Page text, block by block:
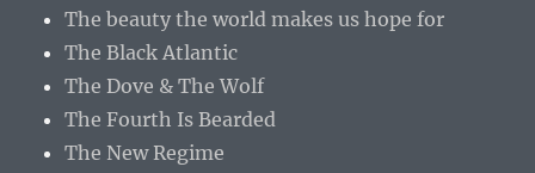
The beauty the world makes us hope for
The Black Atlantic
The Dove & The Wolf
The Fourth Is Bearded
The New Regime